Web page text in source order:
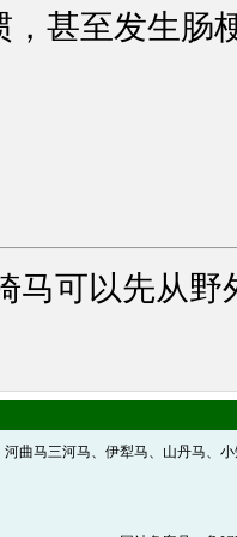
，甚至发生肠
马可以先从野
曲马三河马、伊犁马、山丹马、